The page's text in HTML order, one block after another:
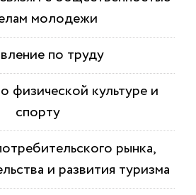
молодежи
по труду
физической культуре и
спорту
рынка,
и развития туризма